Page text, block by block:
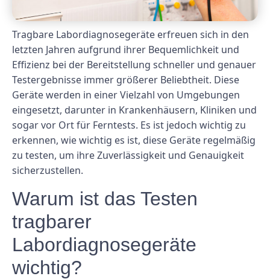
Tragbare Labordiagnosegeräte erfreuen sich in den
letzten Jahren aufgrund ihrer Bequemlichkeit und
Effizienz bei der Bereitstellung schneller und genauer
Testergebnisse immer größerer Beliebtheit. Diese
Geräte werden in einer Vielzahl von Umgebungen
eingesetzt, darunter in Krankenhäusern, Kliniken und
sogar vor Ort für Ferntests. Es ist jedoch wichtig zu
erkennen, wie wichtig es ist, diese Geräte regelmäßig
zu testen, um ihre Zuverlässigkeit und Genauigkeit
sicherzustellen.
Warum ist das Testen
tragbarer
Labordiagnosegeräte
wichtig?